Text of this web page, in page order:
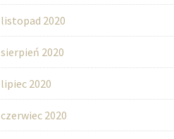
listopad 2020
sierpień 2020
lipiec 2020
czerwiec 2020